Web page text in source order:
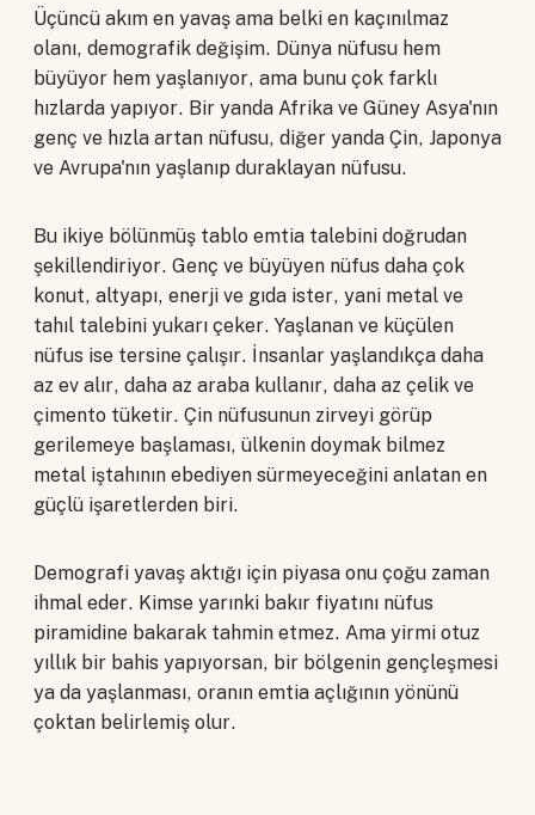
Üçüncü akım en yavaş ama belki en kaçınılmaz
olanı, demografik değişim. Dünya nüfusu hem
büyüyor hem yaşlanıyor, ama bunu çok farklı
hızlarda yapıyor. Bir yanda Afrika ve Güney Asya'nın
genç ve hızla artan nüfusu, diğer yanda Çin, Japonya
ve Avrupa'nın yaşlanıp duraklayan nüfusu.
Bu ikiye bölünmüş tablo emtia talebini doğrudan
şekillendiriyor. Genç ve büyüyen nüfus daha çok
konut, altyapı, enerji ve gıda ister, yani metal ve
tahıl talebini yukarı çeker. Yaşlanan ve küçülen
nüfus ise tersine çalışır. İnsanlar yaşlandıkça daha
az ev alır, daha az araba kullanır, daha az çelik ve
çimento tüketir. Çin nüfusunun zirveyi görüp
gerilemeye başlaması, ülkenin doymak bilmez
metal iştahının ebediyen sürmeyeceğini anlatan en
güçlü işaretlerden biri.
Demografi yavaş aktığı için piyasa onu çoğu zaman
ihmal eder. Kimse yarınki bakır fiyatını nüfus
piramidine bakarak tahmin etmez. Ama yirmi otuz
yıllık bir bahis yapıyorsan, bir bölgenin gençleşmesi
ya da yaşlanması, oranın emtia açlığının yönünü
çoktan belirlemiş olur.